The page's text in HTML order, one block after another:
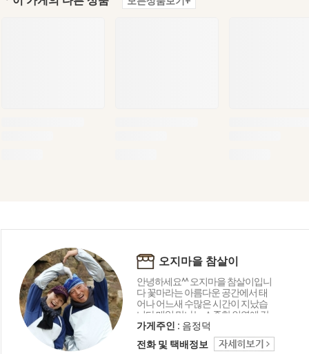
오지마을 참살이
안녕하세요^^ 오지마을 참살이입니
다 꽃마라는 아름다운 공간에서 태
어나 어느새 수많은 시간이 지났습
니다 매일 만나는 소중한 인연에 감
사드리며 오늘도 좋은 상품 감사의
마음을 담아 행복 미소로 전해드립
니다 함께해 주셔서 고맙습니다 ^_^
가게주인 : 음정덕
전화 및 택배정보